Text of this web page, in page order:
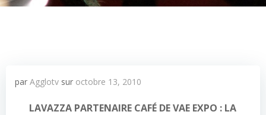
par Agglotv sur octobre 13, 2010
LAVAZZA PARTENAIRE CAFÉ DE VAE EXPO : LA